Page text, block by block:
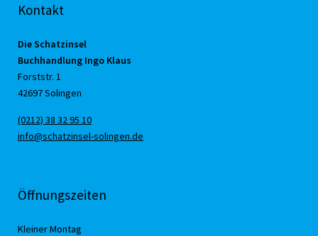
Kontakt
Die Schatzinsel
Buchhandlung Ingo Klaus
Forststr. 1
42697 Solingen
(0212) 38 32 95 10
info@schatzinsel-solingen.de
Öffnungszeiten
Kleiner Montag